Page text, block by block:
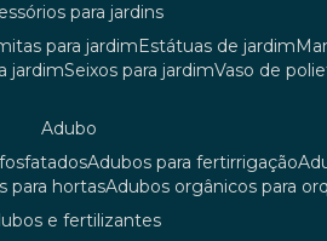
para jardins
para jardim estátuas de jardim
jardim seixos para jardim vaso de
adubo
fosfatados adubos para fertirrigação
para hortas adubos orgânicos para
e fertilizantes